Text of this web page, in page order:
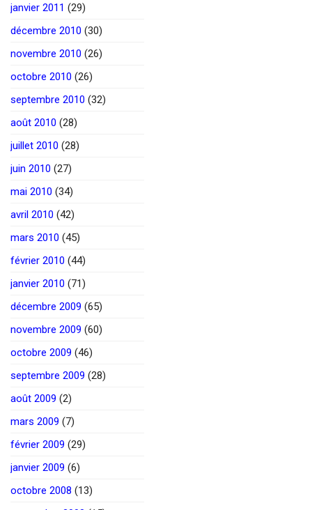
janvier 2011 (29)
décembre 2010 (30)
novembre 2010 (26)
octobre 2010 (26)
septembre 2010 (32)
août 2010 (28)
juillet 2010 (28)
juin 2010 (27)
mai 2010 (34)
avril 2010 (42)
mars 2010 (45)
février 2010 (44)
janvier 2010 (71)
décembre 2009 (65)
novembre 2009 (60)
octobre 2009 (46)
septembre 2009 (28)
août 2009 (2)
mars 2009 (7)
février 2009 (29)
janvier 2009 (6)
octobre 2008 (13)